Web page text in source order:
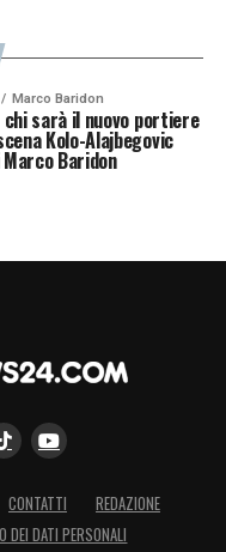
Marco Baridon
chi sarà il nuovo portiere
Kolo-Alajbegovic
Marco Baridon
CONTATTI
REDAZIONE
DEI DATI PERSONALI